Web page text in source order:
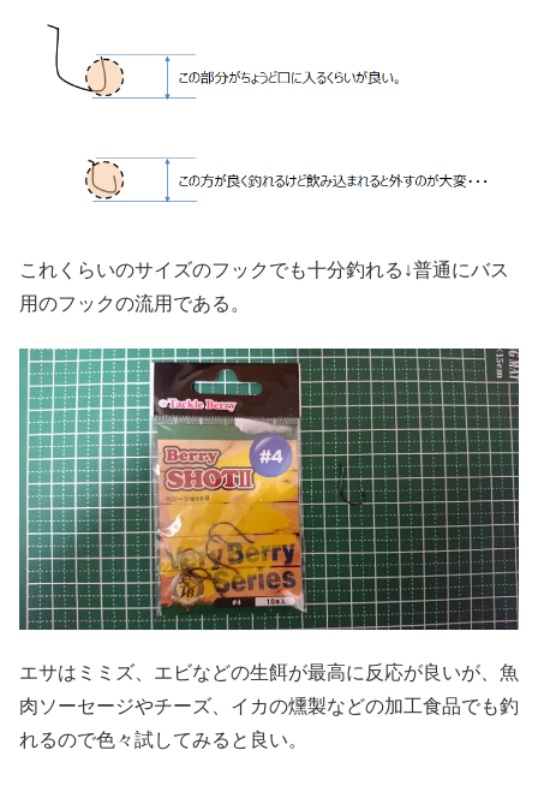
これくらいのサイズのフックでも十分釣れる↓普通にバス
用のフックの流用である。
エサはミミズ、エビなどの生餌が最高に反応が良いが、魚
肉ソーセージやチーズ、イカの燻製などの加工食品でも釣
れるので色々試してみると良い。